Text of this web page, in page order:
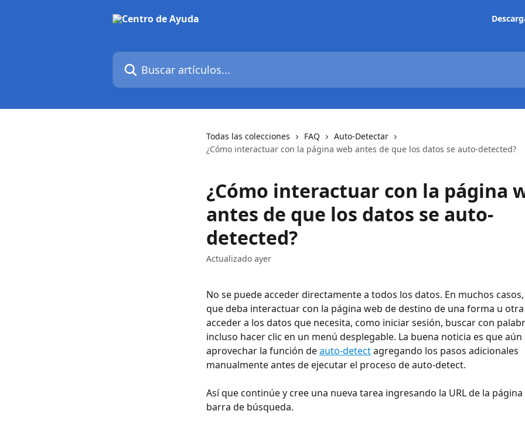
Buscar artículos...
Todas las colecciones FAQ
Auto-Detectar
¿Cómo interactuar con la página web antes de que los datos se auto-detected?
¿Cómo interactuar con la página
antes de que los datos se auto-
detected?
Actualizado ayer
No se puede acceder directamente a todos los datos. En muchos
que deba interactuar con la página web de destino de una forma u
acceder a los datos que necesita, como iniciar sesión, buscar con
incluso hacer clic en un menú desplegable. La buena noticia es que
aprovechar la función de auto-detect agregando los pasos adicionales
manualmente antes de ejecutar el proceso de auto-detect.
Así que continúe y cree una nueva tarea ingresando la URL de la
barra de búsqueda.